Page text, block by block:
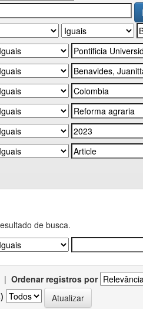
de busca.
| Ordenar registros por